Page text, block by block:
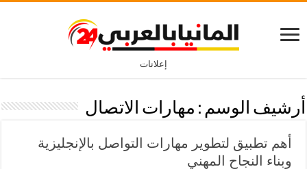
إعلانات
أرشيف الوسم : مهارات الاتصال
أهم تطبيق لتطوير مهارات التواصل بالإنجليزية
وبناء النجاح المهني